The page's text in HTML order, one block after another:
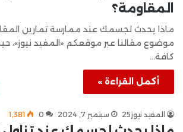
المقاومة؟
ماذا يحدث لجسمك عند ممارسة تمارين
موضوع مقالنا عبر موقعكم «المفيد نيوز»،
كافة…
أكمل القراءة »
المفيد نيوز25 سبتمبر 7, 2024 0 1٬381